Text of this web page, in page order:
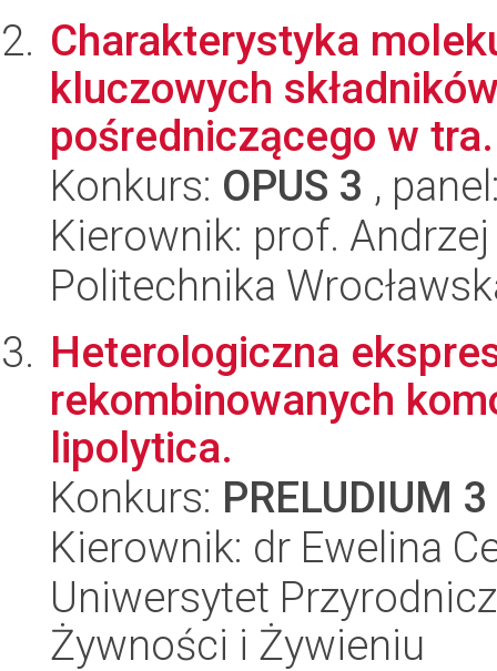
Charakterystyka
kluczowych
pośredniczącego w
Konkurs: OPUS 3 ,
Kierownik: prof.
Politechnika
Heterologiczna
rekombinowanych
lipolytica.
Konkurs: PRELUDIUM 3
Kierownik: dr Ewelina
Uniwersytet
Żywności i Żywieniu